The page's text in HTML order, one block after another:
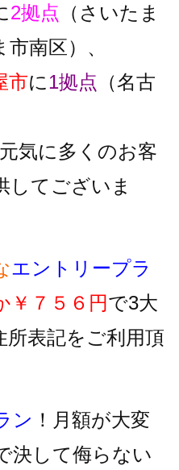
2拠点 （さいたま
南区）、
市に1拠点 （名古
気に多くのお客
してございま
エントリープラ
￥７５６円で3大
所表記をご利用頂
ン ！月額が大変
決して侮らない